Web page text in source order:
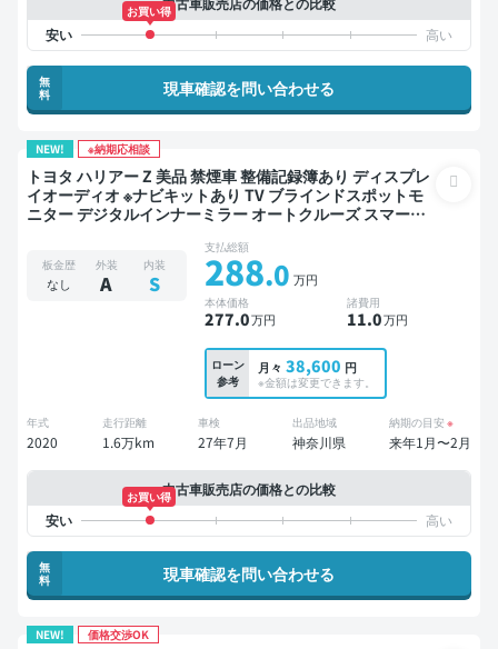
お買い得
無
料
現車確認を問い合わせる
NEW! ※納期応相談
トヨタ ハリアー Z 美品 禁煙車 整備記録簿あり ディスプレ
イオーディオ ※ナビキットあり TV ブラインドスポットモ
ニター デジタルインナーミラー オートクルーズ スマート
板金歴
なし
外装
A
内装
S
支払総額
288.0 万円
本体価格
277.0万円
諸費用
11.0万円
ローン
参考
月々 38,600 円
※金額は変更できます。
年式
2020
走行距離
1.6万km
車検
27年7月
出品地域
神奈川県
納期の目安 ※
来年1月〜2月
中古車販売店の価格との比較
お買い得
無
料
現車確認を問い合わせる
NEW! 価格交渉OK